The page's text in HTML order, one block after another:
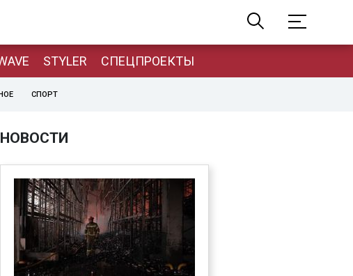
STYLER СПЕЦПРОЕКТЫ
СПОРТ
НОВОСТИ